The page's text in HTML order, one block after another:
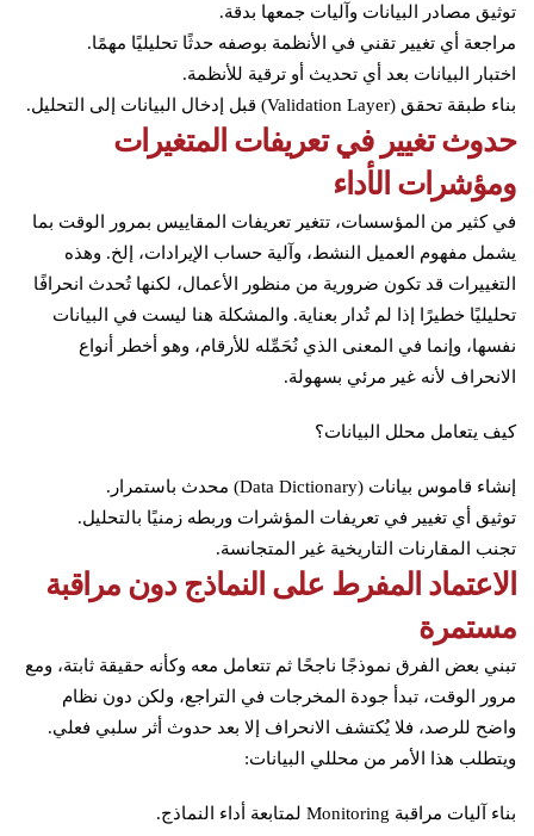
توثيق مصادر البيانات وآليات جمعها بدقة.
مراجعة أي تغيير تقني في الأنظمة بوصفه حدثًا تحليليًا مهمًا.
اختبار البيانات بعد أي تحديث أو ترقية للأنظمة.
بناء طبقة تحقق (Validation Layer) قبل إدخال البيانات إلى التحليل.
حدوث تغيير في تعريفات المتغيرات
ومؤشرات الأداء
في كثير من المؤسسات، تتغير تعريفات المقاييس بمرور الوقت بما
يشمل مفهوم العميل النشط، وآلية حساب الإيرادات، إلخ. وهذه
التغييرات قد تكون ضرورية من منظور الأعمال، لكنها تُحدث انحرافًا
تحليليًا خطيرًا إذا لم تُدار بعناية. والمشكلة هنا ليست في البيانات
نفسها، وإنما في المعنى الذي نُحَمِّله للأرقام، وهو أخطر أنواع
الانحراف لأنه غير مرئي بسهولة.
كيف يتعامل محلل البيانات؟
إنشاء قاموس بيانات (Data Dictionary) محدث باستمرار.
توثيق أي تغيير في تعريفات المؤشرات وربطه زمنيًا بالتحليل.
تجنب المقارنات التاريخية غير المتجانسة.
الاعتماد المفرط على النماذج دون مراقبة
مستمرة
تبني بعض الفرق نموذجًا ناجحًا ثم تتعامل معه وكأنه حقيقة ثابتة، ومع
مرور الوقت، تبدأ جودة المخرجات في التراجع، ولكن دون نظام
واضح للرصد، فلا يُكتشف الانحراف إلا بعد حدوث أثر سلبي فعلي.
ويتطلب هذا الأمر من محللي البيانات:
بناء آليات مراقبة Monitoring لمتابعة أداء النماذج.